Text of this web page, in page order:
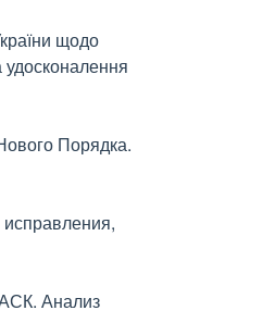
щодо
удосконалення
Порядка.
Анализ